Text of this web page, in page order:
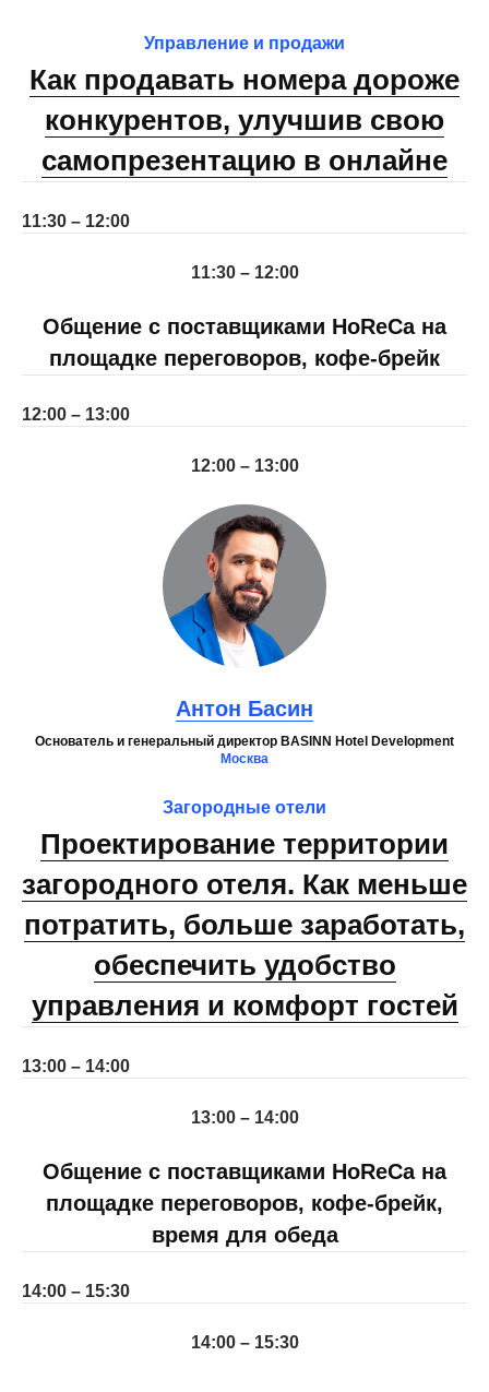
Управление и продажи
Как продавать номера дороже
конкурентов, улучшив свою
самопрезентацию в онлайне
11:30 – 12:00
11:30 – 12:00
Общение с поставщиками HoReCa на
площадке переговоров, кофе-брейк
12:00 – 13:00
12:00 – 13:00
Антон Басин
Основатель и генеральный директор BASINN Hotel Development
Москва
Загородные отели
Проектирование территории
загородного отеля. Как меньше
потратить, больше заработать,
обеспечить удобство
управления и комфорт гостей
13:00 – 14:00
13:00 – 14:00
Общение с поставщиками HoReCa на
площадке переговоров, кофе-брейк,
время для обеда
14:00 – 15:30
14:00 – 15:30